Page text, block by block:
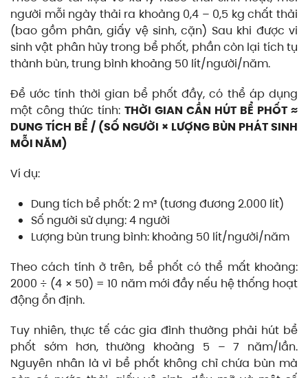
người mỗi ngày thải ra khoảng 0,4 – 0,5 kg chất thải
(bao gồm phân, giấy vệ sinh, cặn) Sau khi được vi
sinh vật phân hủy trong bể phốt, phần còn lại tích tụ
thành bùn, trung bình khoảng 50 lít/người/năm.
Để ước tính thời gian bể phốt đầy, có thể áp dụng
một công thức tính: THỜI GIAN CẦN HÚT BỂ PHỐT ≈
DUNG TÍCH BỂ / (SỐ NGƯỜI × LƯỢNG BÙN PHÁT SINH
MỖI NĂM)
Ví dụ:
Dung tích bể phốt: 2 m³ (tương đương 2.000 lít)
Số người sử dụng: 4 người
Lượng bùn trung bình: khoảng 50 lít/người/năm
Theo cách tính ở trên, bể phốt có thể mất khoảng:
2000 ÷ (4 × 50) = 10 năm mới đầy nếu hệ thống hoạt
động ổn định.
Tuy nhiên, thực tế các gia đình thường phải hút bể
phốt sớm hơn, thường khoảng 5 – 7 năm/lần.
Nguyên nhân là vì bể phốt không chỉ chứa bùn mà